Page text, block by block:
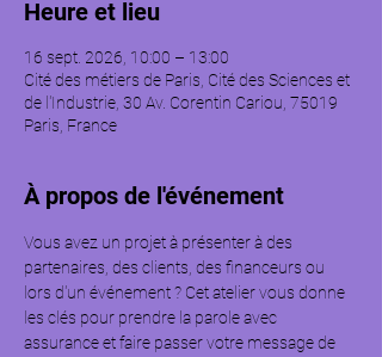
Heure et lieu
16 sept. 2026, 10:00 – 13:00
Cité des métiers de Paris, Cité des Sciences et
de l'Industrie, 30 Av. Corentin Cariou, 75019
Paris, France
À propos de l'événement
Vous avez un projet à présenter à des
partenaires, des clients, des financeurs ou
lors d'un événement ? Cet atelier vous donne
les clés pour prendre la parole avec
assurance et faire passer votre message de